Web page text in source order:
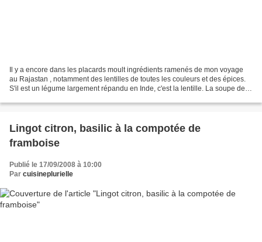
Il y a encore dans les placards moult ingrédients ramenés de mon voyage
au Rajastan , notamment des lentilles de toutes les couleurs et des épices.
S'il est un légume largement répandu en Inde, c'est la lentille. La soupe de
Lingot citron, basilic à la compotée de
framboise
Publié le 17/09/2008 à 10:00
Par cuisineplurielle